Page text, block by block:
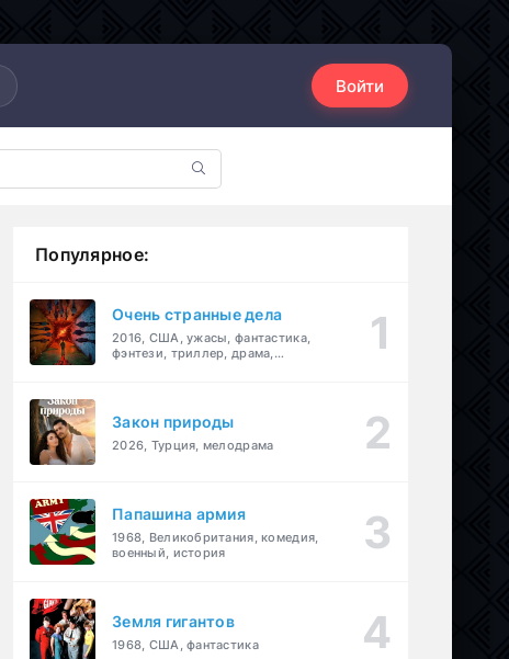
Войти
Популярное:
Очень странные дела
2016, США, ужасы, фантастика,
фэнтези, триллер, драма,
Закон природы
2026, Турция, мелодрама
Папашина армия
1968, Великобритания, комедия,
военный, история
Земля гигантов
1968, США, фантастика